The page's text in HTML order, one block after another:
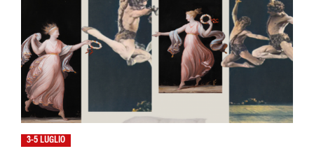
3-5 LUGLIO